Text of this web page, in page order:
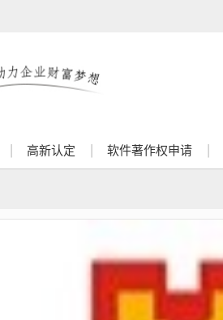
高新认定 软件著作权申请